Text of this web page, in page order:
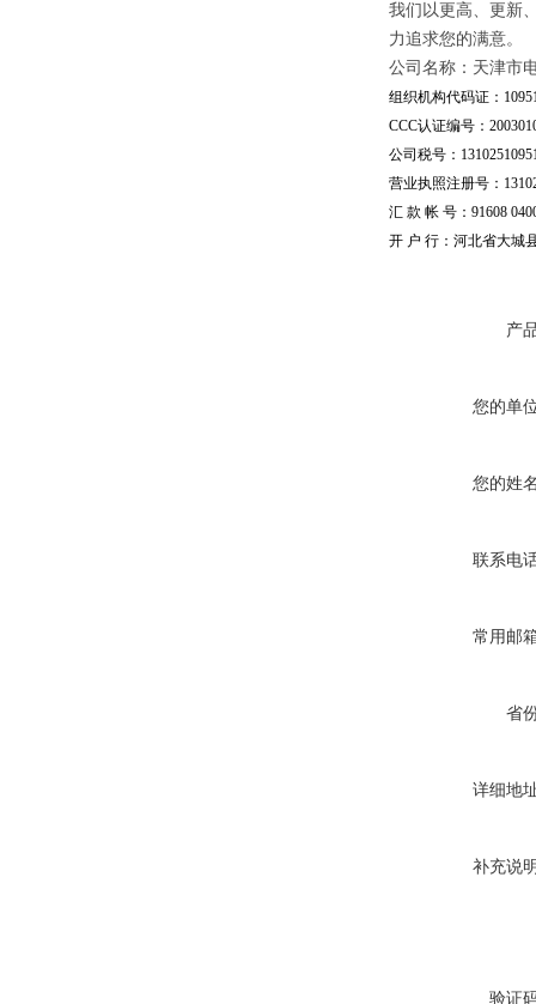
我们以更高、更新
力追求您的满意。
公司名称：天津市
组织机构代码证：
CCC认证编号：
公司税号：
营业执照注册号：
汇 款 帐 号：91608
开 户 行：河北省大城
产
您的单
您的姓
联系电
常用邮
省
详细地
补充说
验证